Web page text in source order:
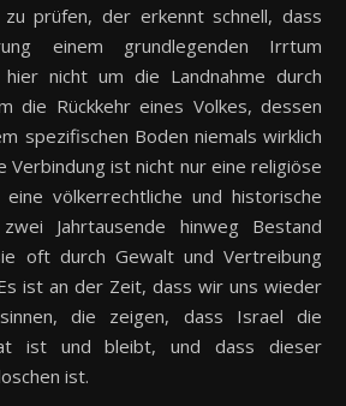
zu prüfen, der erkennt schnell, dass
einem grundlegenden Irrtum
nicht um die Landnahme durch
die Rückkehr eines Volkes, dessen
spezifischen Boden niemals wirklich
Verbindung ist nicht nur eine religiöse
eine völkerrechtliche und historische
Jahrtausende hinweg Bestand
oft durch Gewalt und Vertreibung
ist an der Zeit, dass wir uns wieder
die zeigen, dass Israel die
ist und bleibt, und dass dieser
ist.